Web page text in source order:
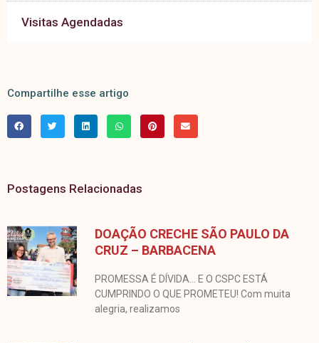
Visitas Agendadas
Compartilhe esse artigo
Postagens Relacionadas
DOAÇÃO CRECHE SÃO PAULO DA
CRUZ – BARBACENA
PROMESSA É DÍVIDA… E O CSPC ESTÁ
CUMPRINDO O QUE PROMETEU! Com muita
alegria, realizamos